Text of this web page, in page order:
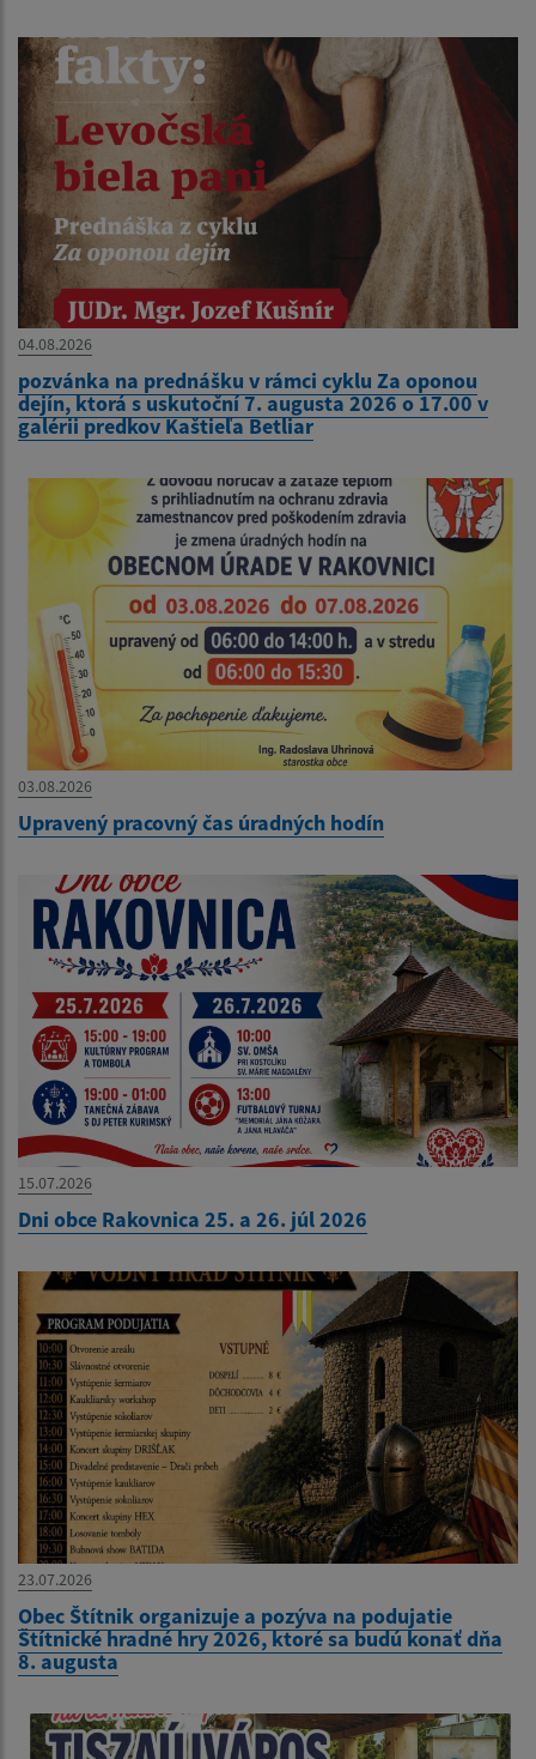
04.08.2026
pozvánka na prednášku v rámci cyklu Za oponou
dejín, ktorá s uskutoční 7. augusta 2026 o 17.00 v
galérii predkov Kaštieľa Betliar
03.08.2026
Upravený pracovný čas úradných hodín
15.07.2026
Dni obce Rakovnica 25. a 26. júl 2026
23.07.2026
Obec Štítnik organizuje a pozýva na podujatie
Štítnické hradné hry 2026, ktoré sa budú konať dňa
8. augusta